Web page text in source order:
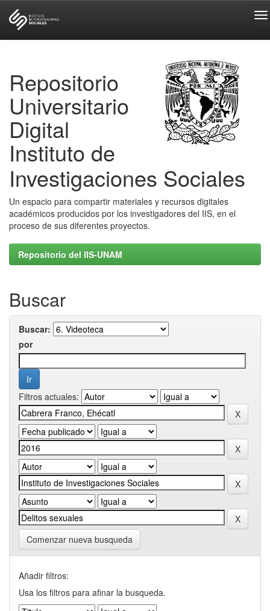
Repositorio
Universitario
Digital
Instituto de
Investigaciones Sociales
Un espacio para compartir materiales y recursos digitales
académicos producidos por los investigadores del IIS, en el
proceso de sus diferentes proyectos.
Repositorio del IIS-UNAM
Buscar
Buscar:
por
Filtros actuales:
Comenzar nueva busqueda
Añadir filtros:
Usa los filtros para afinar la busqueda.